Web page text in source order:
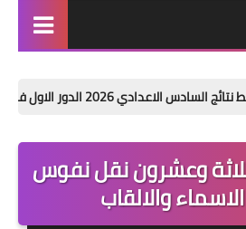
اخبار وزارة التربية والتعليم
اخبار العراق والعالم
اخبار وزارة العمل وهيئة
التقاعد
| موقع نتائجنا
وعشرون نقل نفوس
والالقاب